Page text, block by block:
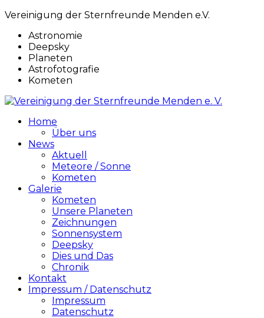
Vereinigung der Sternfreunde Menden e.V.
Astronomie
Deepsky
Planeten
Astrofotografie
Kometen
Home
Über uns
News
Aktuell
Meteore / Sonne
Kometen
Galerie
Kometen
Unsere Planeten
Zeichnungen
Sonnensystem
Deepsky
Dies und Das
Chronik
Kontakt
Impressum / Datenschutz
Impressum
Datenschutz